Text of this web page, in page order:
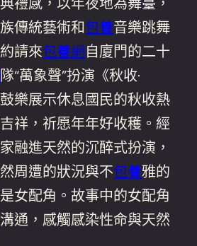
傳統藝術和包養音樂跳舞
請來包養網自廈門的二十
隊“萬象聲”扮演《秋收·
樂展示休息國民的秋收熱
祥，祈愿年年好收穫。經
融進天然的沉醉式扮演，
周遭的狀況與不包養雅的
女配角。故事中的女配角
通，感觸感染性命與天然